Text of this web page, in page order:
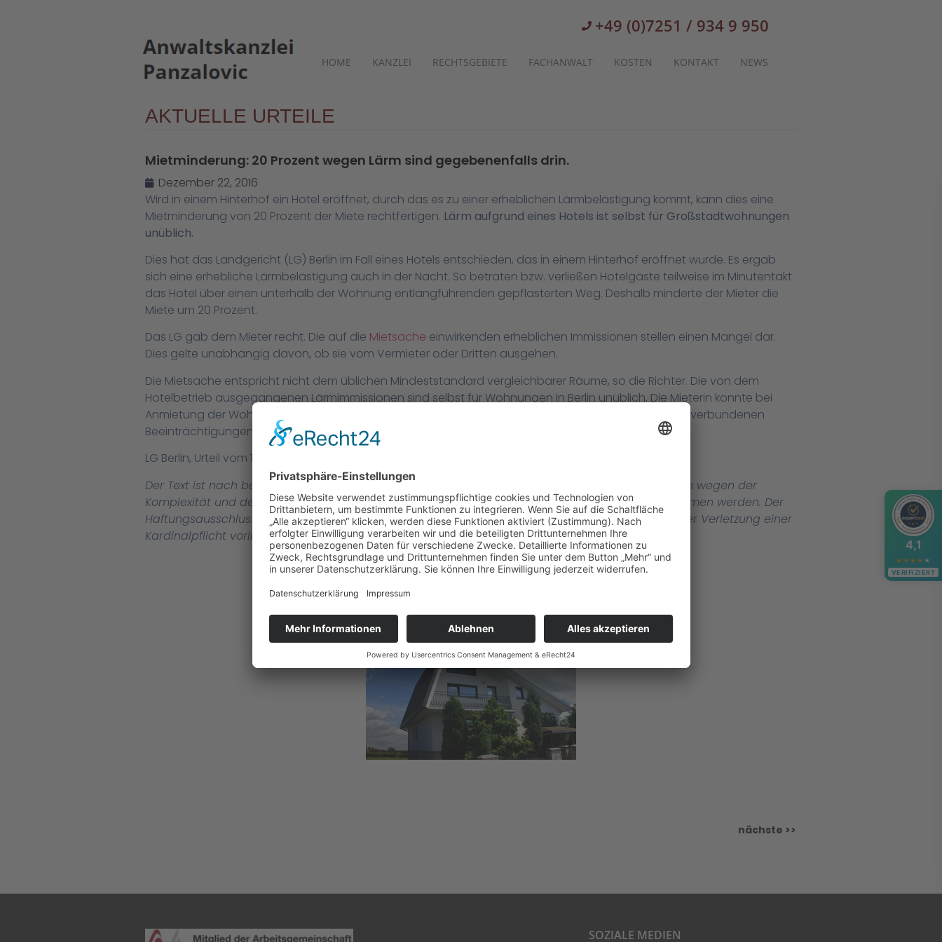
+49 (0)7251 / 934 9 950
HOME KANZLEI RECHTSGEBIETE FACHANWALT KOSTEN KONTAKT NEWS
AKTUELLE URTEILE
Mietminderung: 20 Prozent wegen Lärm sind gegebenenfalls drin.
Dezember 22, 2016
Wird in einem Hinterhof ein Hotel eröffnet, durch das es zu einer erheblichen Lärmbelästigung kommt, kann dies eine
Mietminderung von 20 Prozent der Miete rechtfertigen. Lärm aufgrund eines Hotels ist selbst für Großstadtwohnungen
unüblich.
Dies hat das Landgericht (LG) Berlin im Fall eines Hotels entschieden, das in einem Hinterhof eröffnet wurde. Es ergab
sich eine erhebliche Lärmbelästigung auch in der Nacht. So betraten bzw. verließen Hotelgäste teilweise im Minutentakt
das Hotel über einen unterhalb der Wohnung entlangführenden gepflasterten Weg. Deshalb minderte der Mieter die
Miete um 20 Prozent.
Das LG gab dem Mieter recht. Die auf die Mietsache einwirkenden erheblichen Immissionen stellen einen Mangel dar.
Dies gelte unabhängig davon, ob sie vom Vermieter oder Dritten ausgehen.
Die Mietsache entspricht nicht dem üblichen Mindeststandard vergleichbarer Räume, so die Richter. Die von dem
Hotelbetrieb ausgegangenen Lärmimmissionen sind selbst für Wohnungen in Berlin unüblich. Die Mieterin konnte bei
Anmietung der Wohnung 1984 nicht wissen, dass dort irgendwann einmal ein Hotelbetrieb mit damit verbundenen
Beeinträchtigungen eröffnet wird.
LG Berlin, Urteil vom 11.8.2016, 67 S 162/16
Der Text ist nach bestem Wissen und Kenntnisstand erstellt worden. Für die Richtigkeit kein jedoch wegen der
Komplexität und dem ständigen Wandel der Rechtsmaterie keine Haftung und Gewähr übernommen werden. Der
Haftungsausschluss gilt nicht, soweit eine grob fahrlässige oder vorsätzliche Pflichtverletzung oder Verletzung einer
Kardinalpflicht vorliegt.
nächste >>
SOZIALE MEDIEN
4,1
★ ★ ★ ★ ★
VERIFIZIERT